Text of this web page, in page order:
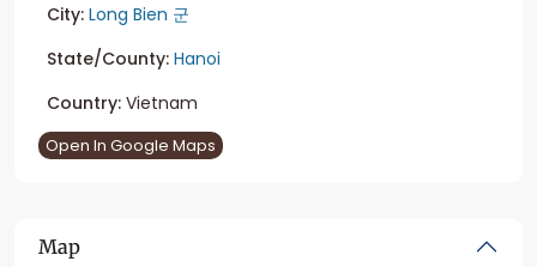
City: Long Bien 군
State/County: Hanoi
Country: Vietnam
Open In Google Maps
Map